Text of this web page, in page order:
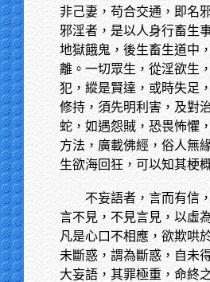
非己妻，苟合交通，即名
邪淫者，是以人身行畜生
地獄餓鬼，後生畜生道中
離。一切眾生，從淫欲生
犯，縱是賢達，或時失足
修持，須先明利害，及對
蛇，如遇怨賊，恐畏怖懼
方法，廣載佛經，俗人無
生欲海回狂，可以知其梗
不妄語者，言而有信
言不見，不見言見，以虛
凡是心口不相應，欲欺哄
未斷惑，謂為斷惑，自未
大妄語，其罪極重，命終